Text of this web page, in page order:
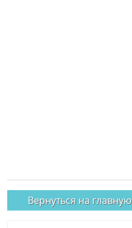
Вернуться на главную